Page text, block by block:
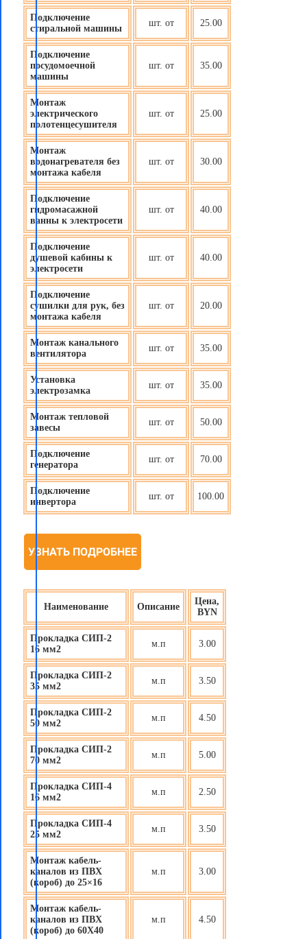
Подключение
стиральной машины
шт. от 25.00
Подключение
посудомоечной
машины
шт. от 35.00
Монтаж
электрического
полотенцесушителя
шт. от 25.00
Монтаж
водонагревателя без
монтажа кабеля
шт. от 30.00
Подключение
гидромасажной
ванны к электросети
шт. от 40.00
Подключение
душевой кабины к
электросети
шт. от 40.00
Подключение
сушилки для рук, без
монтажа кабеля
шт. от 20.00
Монтаж канального
вентилятора
шт. от 35.00
Установка
электрозамка
шт. от 35.00
Монтаж тепловой
завесы
шт. от 50.00
Подключение
генератора
шт. от 70.00
Подключение
инвертора
шт. от 100.00
УЗНАТЬ ПОДРОБНЕЕ
Наименование Описание
Цена,
BYN
Прокладка СИП-2
16 мм2
м.п 3.00
Прокладка СИП-2
35 мм2
м.п 3.50
Прокладка СИП-2
50 мм2
м.п 4.50
Прокладка СИП-2
70 мм2
м.п 5.00
Прокладка СИП-4
16 мм2
м.п 2.50
Прокладка СИП-4
25 мм2
м.п 3.50
Монтаж кабель-
каналов из ПВХ
(короб) до 25×16
м.п 3.00
Монтаж кабель-
каналов из ПВХ
(короб) до 60X40
м.п 4.50